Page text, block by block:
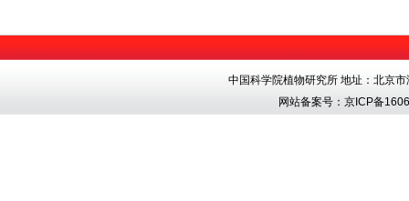
中国科学院植物研究所 地址：北京
网站备案号：京ICP备